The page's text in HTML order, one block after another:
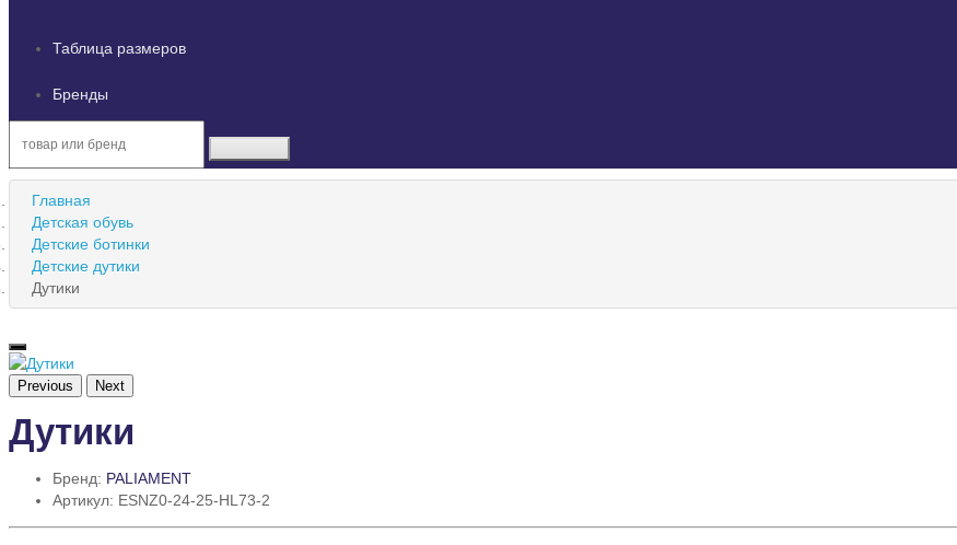
Таблица размеров
Бренды
Главная
Детская обувь
Детские ботинки
Детские дутики
Дутики
Previous Next
Дутики
Бренд: PALIAMENT
Артикул: ESNZ0-24-25-HL73-2